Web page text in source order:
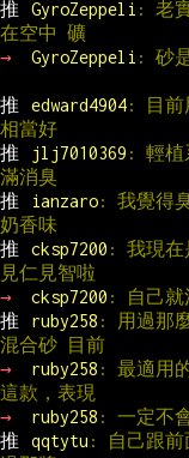
推 GyroZeppeli : 老
在空中 礦
→
GyroZeppeli : 砂
推 edward4904: 目前
相當好
推
jlj7010369 : 輕植
滿消臭
推
ianzaro: 我覺得
奶香味
推
cksp7200 : 我現在
見仁見智啦
→
cksp7200 : 自己就
推
ruby258 : 用過那
混合砂 目前
→
ruby258 : 最適用
這款，表現
→
ruby258 : 一定不
推
qqtytu : 自己跟前